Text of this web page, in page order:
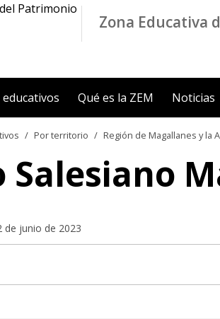
Zona Educativa
Qué es la ZEM Noticias
Por territorio Región de Magallanes y la
Salesiano
de junio de 2023